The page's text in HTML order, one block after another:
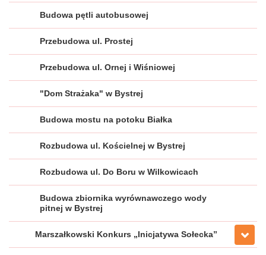
Budowa pętli autobusowej
Przebudowa ul. Prostej
Przebudowa ul. Ornej i Wiśniowej
"Dom Strażaka" w Bystrej
Budowa mostu na potoku Białka
Rozbudowa ul. Kościelnej w Bystrej
Rozbudowa ul. Do Boru w Wilkowicach
Budowa zbiornika wyrównawczego wody
pitnej w Bystrej
Marszałkowski Konkurs „Inicjatywa Sołecka”